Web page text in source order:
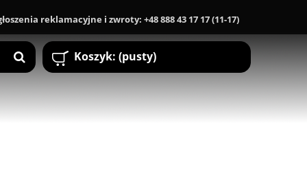
reklamacyjne i zwroty: +48 888 43 17 17 (11-17)
Koszyk: (pusty)